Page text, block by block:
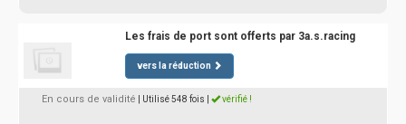
Les frais de port sont offerts par 3a.s.racing
vers la réduction
En cours de validité | Utilisé 548 fois vérifié !